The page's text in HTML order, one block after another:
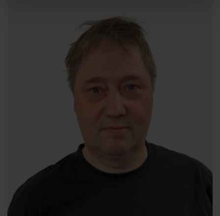
cookies och läs mer i vår
integritetspolicy
behandlar personuppgifter och hur du kan kontakta oss.
Ange ditt samtyckes-ID och datum för när du kontaktade
oss gällande ditt samtycke.